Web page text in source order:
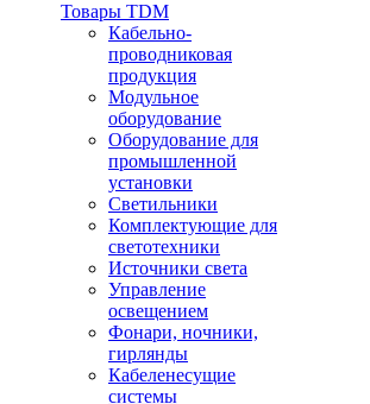
Товары TDM
Кабельно-
проводниковая
продукция
Модульное
оборудование
Оборудование для
промышленной
установки
Светильники
Комплектующие для
светотехники
Источники света
Управление
освещением
Фонари, ночники,
гирлянды
Кабеленесущие
системы